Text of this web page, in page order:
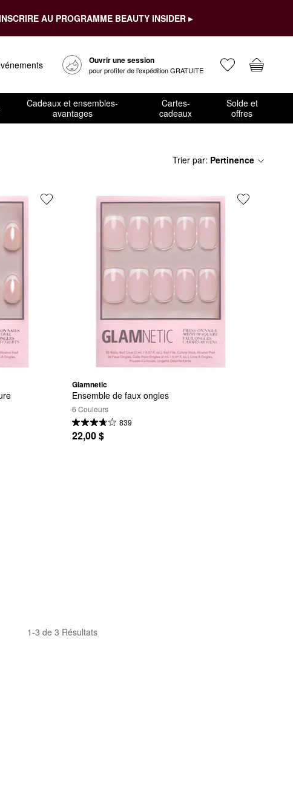
AU PROGRAMME BEAUTY INSIDER ▸
Ouvrir une session
pour profiter de l’expédition GRATUITE
Cadeaux et ensembles-
avantages
Cartes-
cadeaux
Solde et
offres
Trier par: Pertinence
Glamnetic
Ensemble de faux ongles
6 Couleurs
839
22,00 $
1-3 de 3 Résultats